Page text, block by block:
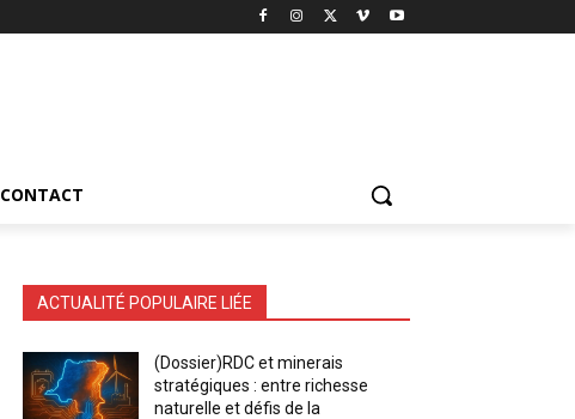
CONTACT
ACTUALITÉ POPULAIRE LIÉE
(Dossier)RDC et minerais
stratégiques : entre richesse
naturelle et défis de la